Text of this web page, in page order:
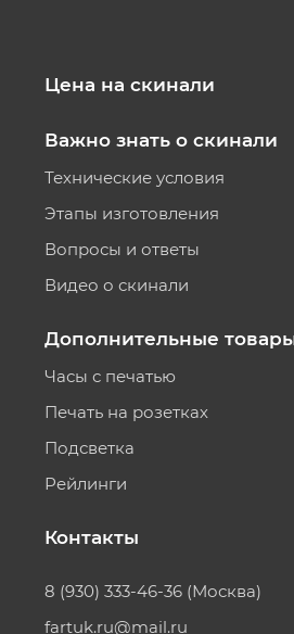
Цена на скинали
Важно знать о скинали
Технические условия
Этапы изготовления
Вопросы и ответы
Видео о скинали
Дополнительные
Часы с печатью
Печать на розетках
Подсветка
Рейлинги
Контакты
8 (930) 333-46-36 (Москва)
fartuk.ru@mail.ru